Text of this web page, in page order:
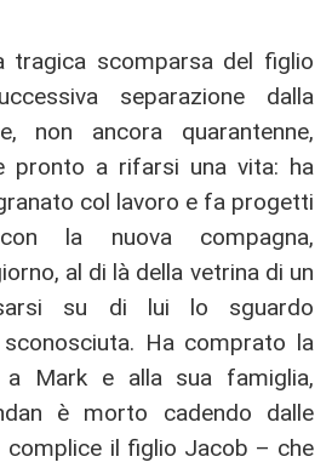
tragica scomparsa del figlio
separazione dalla
non ancora quarantenne,
pronto a rifarsi una vita: ha
col lavoro e fa progetti
la nuova compagna,
al di là della vetrina di un
su di lui lo sguardo
Ha comprato la
a Mark e alla sua famiglia,
è morto cadendo dalle
complice il figlio Jacob – che